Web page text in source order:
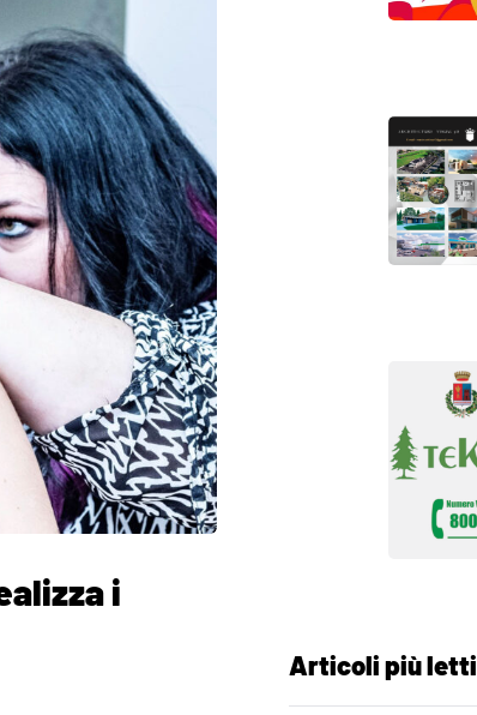
i
Articoli più letti